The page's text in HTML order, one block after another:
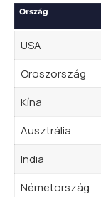
Ország
USA
Oroszország
Kína
Ausztrália
India
Németország